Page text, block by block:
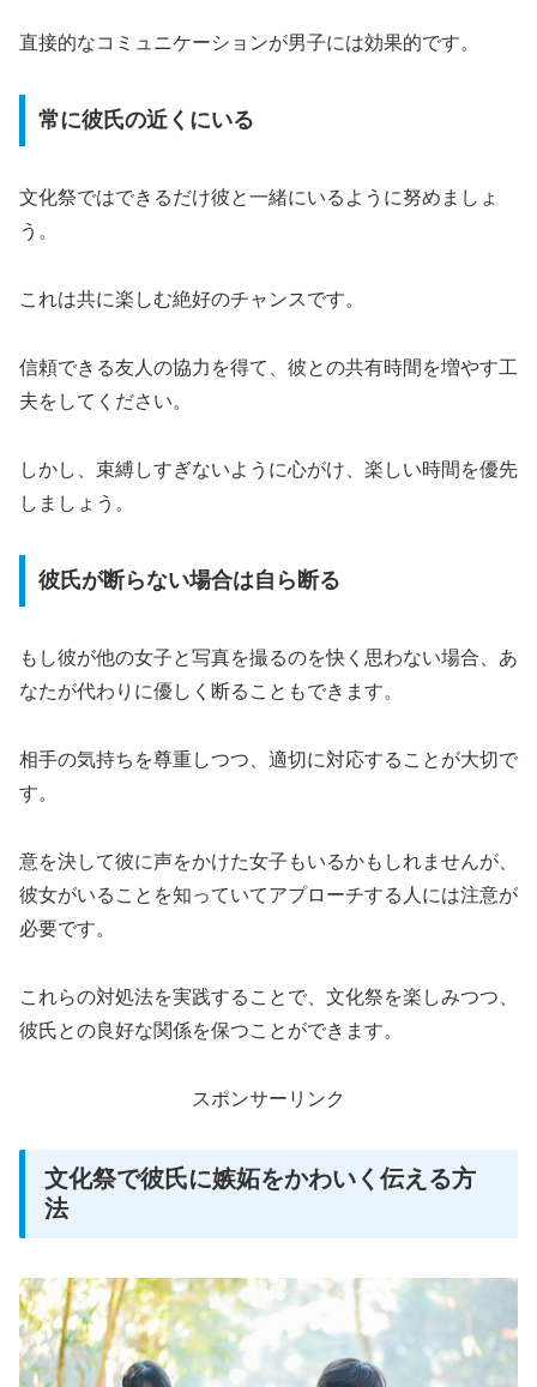
直接的なコミュニケーションが男子には効果的です。
常に彼氏の近くにいる
文化祭ではできるだけ彼と一緒にいるように努めましょ
う。
これは共に楽しむ絶好のチャンスです。
信頼できる友人の協力を得て、彼との共有時間を増やす工
夫をしてください。
しかし、束縛しすぎないように心がけ、楽しい時間を優先
しましょう。
彼氏が断らない場合は自ら断る
もし彼が他の女子と写真を撮るのを快く思わない場合、あ
なたが代わりに優しく断ることもできます。
相手の気持ちを尊重しつつ、適切に対応することが大切で
す。
意を決して彼に声をかけた女子もいるかもしれませんが、
彼女がいることを知っていてアプローチする人には注意が
必要です。
これらの対処法を実践することで、文化祭を楽しみつつ、
彼氏との良好な関係を保つことができます。
スポンサーリンク
文化祭で彼氏に嫉妬をかわいく伝える方
法